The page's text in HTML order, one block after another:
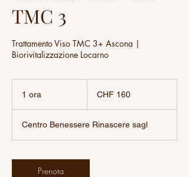
TMC 3
Trattamento Viso TMC 3+ Ascona |
Biorivitalizzazione Locarno
1 ora
svizzeri
CHF 160
Centro Benessere Rinascere sagl
Prenota